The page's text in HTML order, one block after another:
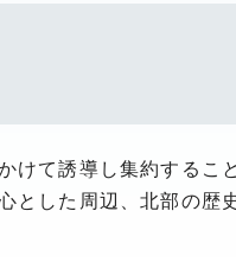
けて誘導し集約するこ
した周辺、北部の歴